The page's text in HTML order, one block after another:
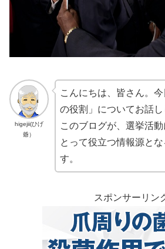
higejii(ひげ
爺）
こんにちは、皆さん。
の役割」についてお話し
このブログが、選挙活
とって役立つ情報源と
す。
スポンサーリン